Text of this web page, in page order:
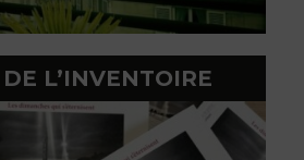
L’INVENTOIRE